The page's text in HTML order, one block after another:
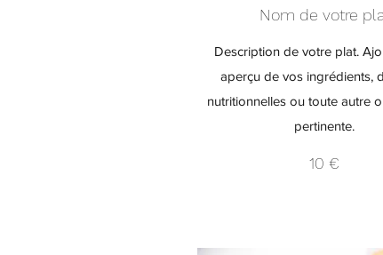
Nom de votre
Description de votre plat.
aperçu de vos ingrédients,
nutritionnelles ou toute autre
pertinente.
10 €